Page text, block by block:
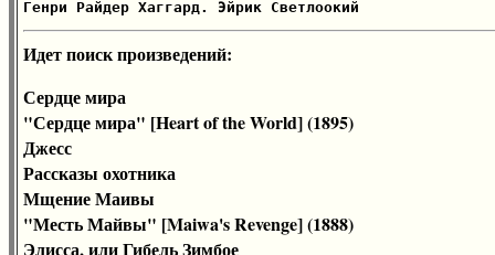
Идет поиск произведений:
Сердце мира
"Сердце мира" [Heart of the World] (1895)
Джесс
Рассказы охотника
Мщение Маивы
"Месть Майвы" [Maiwa's Revenge] (1888)
Элисса, или Гибель Зимбое